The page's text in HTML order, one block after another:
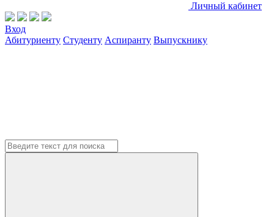
Личный кабинет
Вход
Абитуриенту Студенту Аспиранту Выпускнику